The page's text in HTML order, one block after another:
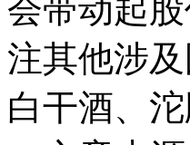
会带动起
注其他涉
白干酒、